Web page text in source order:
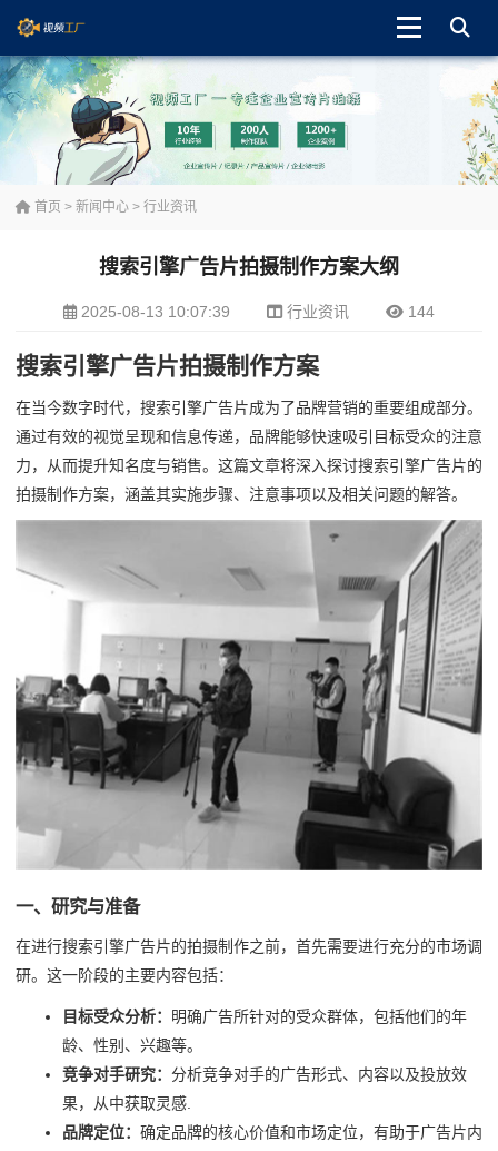
首页 > 新闻中心 > 行业资讯
搜索引擎广告片拍摄制作方案大纲
2025-08-13 10:07:39 行业资讯 144
搜索引擎广告片拍摄制作方案
在当今数字时代，搜索引擎广告片成为了品牌营销的重要组成部分。
通过有效的视觉呈现和信息传递，品牌能够快速吸引目标受众的注意
力，从而提升知名度与销售。这篇文章将深入探讨搜索引擎广告片的
拍摄制作方案，涵盖其实施步骤、注意事项以及相关问题的解答。
一、研究与准备
在进行搜索引擎广告片的拍摄制作之前，首先需要进行充分的市场调
研。这一阶段的主要内容包括：
目标受众分析：
明确广告所针对的受众群体，包括他们的年
龄、性别、兴趣等。
竞争对手研究： 分析竞争对手的广告形式、内容以及投放效
果，从中获取灵感.
品牌定位： 确定品牌的核心价值和市场定位，有助于广告片内